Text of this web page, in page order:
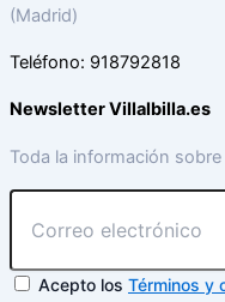
(Madrid)
Teléfono: 918792818
Newsletter Villalbilla.es
Toda la información
Acepto los Términos y